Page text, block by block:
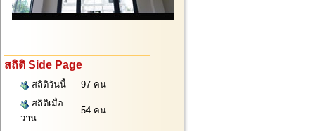
สถิติ Side Page
สถิติวันนี้
97 คน
สถิติเมื่อ
วาน
54 คน